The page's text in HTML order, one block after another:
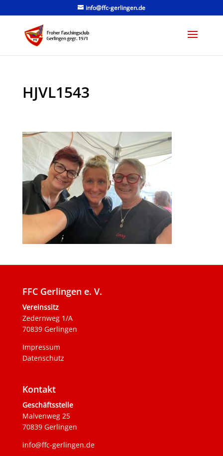
info@ffc-gerlingen.de
HJVL1543
FFC Gerlingen e. V.
Vereinssitz
Zedernweg 1/A
70839 Gerlingen
Impressum
Datenschutz
Kontakt
Geschäftsstelle
Malvenweg 25
70839 Gerlingen
info@ffc-gerlingen.de